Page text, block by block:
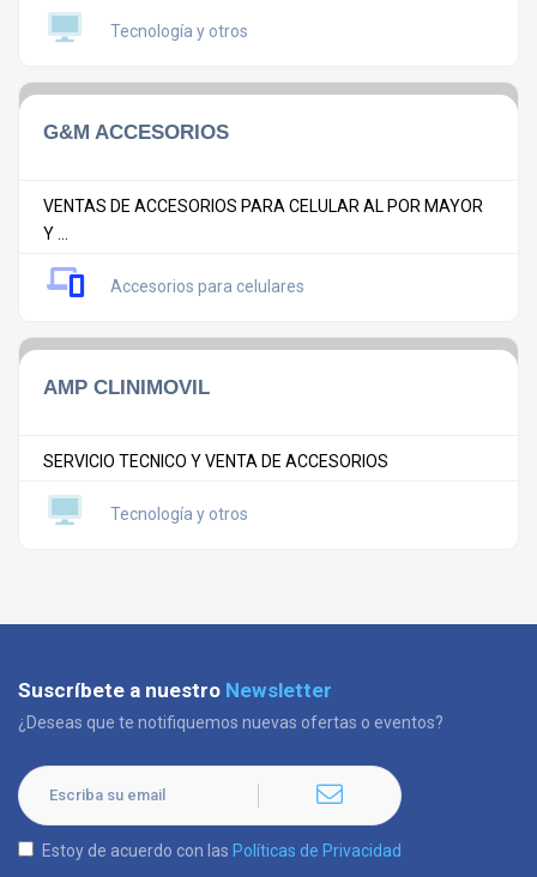
Tecnología y otros
G&M ACCESORIOS
VENTAS DE ACCESORIOS PARA CELULAR AL POR MAYOR
Y ...
Accesorios para celulares
AMP CLINIMOVIL
SERVICIO TECNICO Y VENTA DE ACCESORIOS
Tecnología y otros
Suscríbete a nuestro Newsletter
¿Deseas que te notifiquemos nuevas ofertas o eventos?
Estoy de acuerdo con las Políticas de Privacidad